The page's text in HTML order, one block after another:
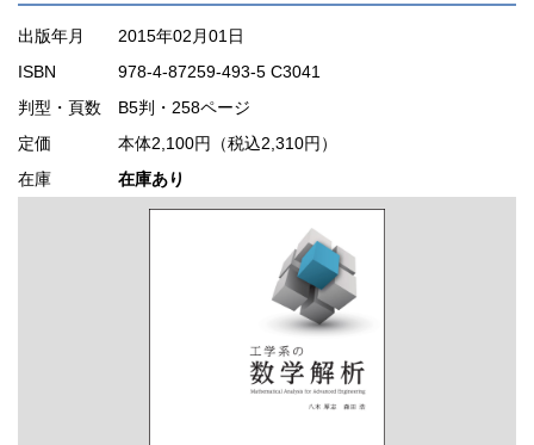
出版年月
2015年02月01日
ISBN
978-4-87259-493-5 C3041
判型・頁数 B5判・258ページ
定価
本体2,100円（税込2,310円）
在庫
在庫あり